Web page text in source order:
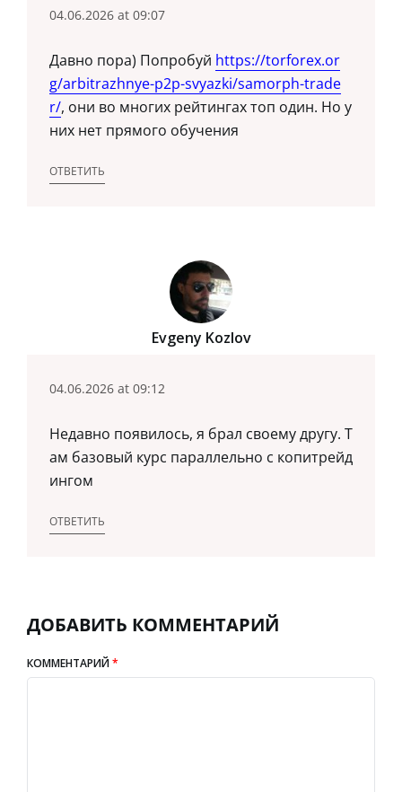
04.06.2026 at 09:07
Давно пора) Попробуй https://torforex.or
g/arbitrazhnye-p2p-svyazki/samorph-trade
r/, они во многих рейтингах топ один. Но у
них нет прямого обучения
ОТВЕТИТЬ
Evgeny Kozlov
04.06.2026 at 09:12
Недавно появилось, я брал своему другу. Т
ам базовый курс параллельно с копитрейд
ингом
ОТВЕТИТЬ
ДОБАВИТЬ КОММЕНТАРИЙ
КОММЕНТАРИЙ*